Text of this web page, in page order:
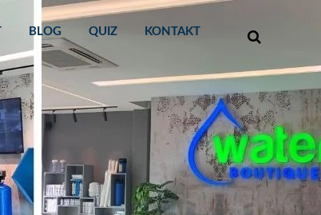
BLOG QUIZ KONTAKT